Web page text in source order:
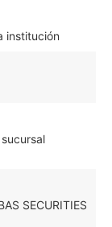
institución
SECURITIES